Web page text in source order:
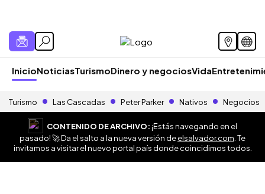
InicioNoticiasTurismoDinero y negociosVida
Turismo Las Cascadas Peter Parker Nativos Negocios
CONTENIDO DE ARCHIVO:¡Estás navegando en el
pasado! 🚀 Da el salto a la nueva versión deelsalvador.com . Te
invitamos a visitar el nuevo portal país donde coincidimos todos.